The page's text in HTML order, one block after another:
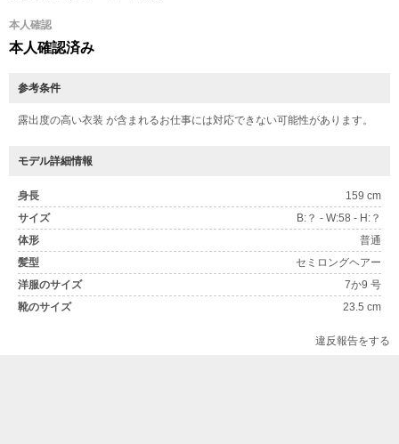
本人確認
本人確認済み
参考条件
露出度の高い衣装 が含まれるお仕事には対応できない可能性があります。
モデル詳細情報
身長
159 cm
サイズ
B:？ - W:58 - H:？
体形
普通
髪型
セミロングヘアー
洋服のサイズ
7か9 号
靴のサイズ
23.5 cm
違反報告をする